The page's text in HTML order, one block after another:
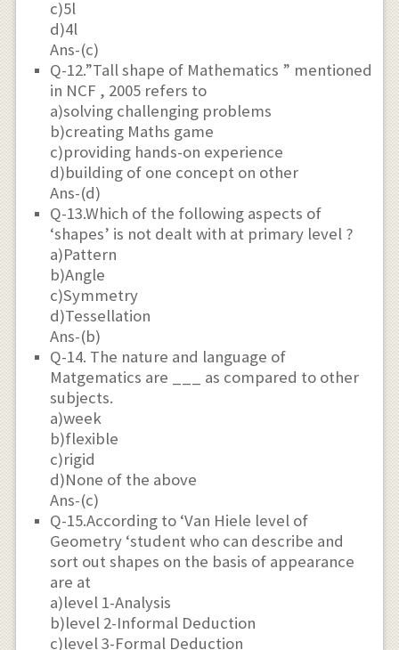
c)5l
d)4l
Ans-(c)
Q-12.”Tall shape of Mathematics ” mentioned
in NCF , 2005 refers to
a)solving challenging problems
b)creating Maths game
c)providing hands-on experience
d)building of one concept on other
Ans-(d)
Q-13.Which of the following aspects of
‘shapes’ is not dealt with at primary level ?
a)Pattern
b)Angle
c)Symmetry
d)Tessellation
Ans-(b)
Q-14. The nature and language of
Matgematics are ___ as compared to other
subjects.
a)week
b)flexible
c)rigid
d)None of the above
Ans-(c)
Q-15.According to ‘Van Hiele level of
Geometry ‘student who can describe and
sort out shapes on the basis of appearance
are at
a)level 1-Analysis
b)level 2-Informal Deduction
c)level 3-Formal Deduction